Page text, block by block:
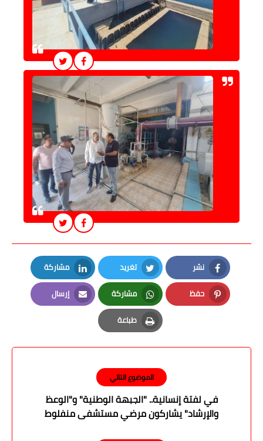
نشر
Facebook
تغريد
Twitter
مشاركة
LinkedIn
حفظ
Pinterest
مشاركة
Whatsapp
إرسال
Email
طباعة
Print
الموضوع التالي
​في لفتة إنسانية.. "الجبهة الوطنية" و"الوعظ
والإرشاد" يشاركون مرضي مستشفى منفلوط
المركزي بهجة عيد الأضحى